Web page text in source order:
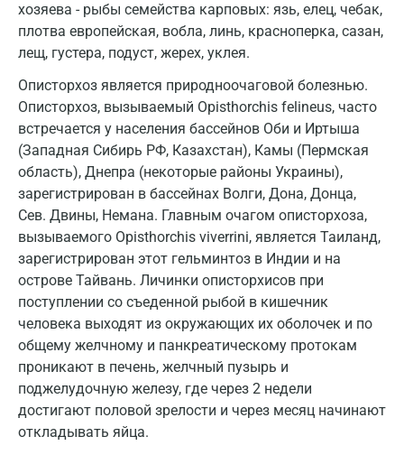
хозяева - рыбы семейства карповых: язь, елец, чебак,
плотва европейская, вобла, линь, красноперка, сазан,
лещ, густера, подуст, жерех, уклея.
Описторхоз является природноочаговой болезнью.
Описторхоз, вызываемый Opisthorchis felineus, часто
встречается у населения бассейнов Оби и Иртыша
(Западная Сибирь РФ, Казахстан), Камы (Пермская
область), Днепра (некоторые районы Украины),
зарегистрирован в бассейнах Волги, Дона, Донца,
Сев. Двины, Немана. Главным очагом описторхоза,
вызываемого Opisthorchis viverrini, является Таиланд,
зарегистрирован этот гельминтоз в Индии и на
острове Тайвань. Личинки описторхисов при
поступлении со съеденной рыбой в кишечник
человека выходят из окружающих их оболочек и по
общему желчному и панкреатическому протокам
проникают в печень, желчный пузырь и
поджелудочную железу, где через 2 недели
достигают половой зрелости и через месяц начинают
откладывать яйца.
Дмитров
Долгопрудный
Домодедово
Екатеринбург
Жуковский
Звенигород
Зеленоград
Иваново
Ижевск
Истра
Йошкар-Ола
Калининград